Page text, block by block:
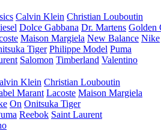
Calvin Klein Christian Louboutin
Dolce Gabbana Dr. Martens Golden
Maison Margiela New Balance Nike
Tiger Philippe Model Puma
Salomon Timberland Valentino
Klein Christian Louboutin
Marant Lacoste Maison Margiela
On Onitsuka Tiger
Reebok Saint Laurent